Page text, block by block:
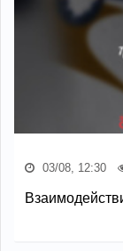
03/08, 12:30